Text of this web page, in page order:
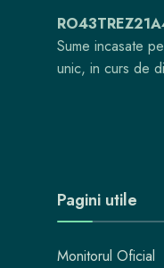
Sume incasate
unic, in curs de
Pagini utile
Monitorul Oficial